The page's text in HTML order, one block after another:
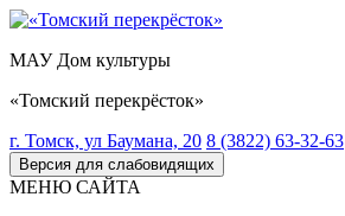
МАУ Дом культуры
«Томский перекрёсток»
г. Томск, ул Баумана, 20 8 (3822) 63-32-63
Версия для слабовидящих
МЕНЮ САЙТА